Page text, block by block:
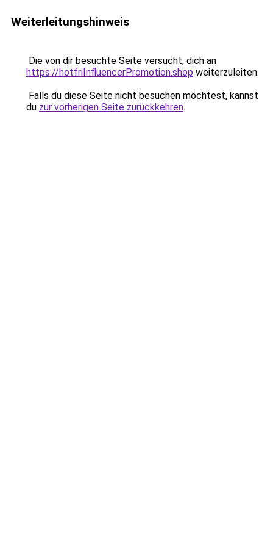
Weiterleitungshinweis
Die von dir besuchte Seite versucht, dich an
https://hotfriInfluencerPromotion.shop weiterzuleiten.
Falls du diese Seite nicht besuchen möchtest, kannst
du zur vorherigen Seite zurückkehren.